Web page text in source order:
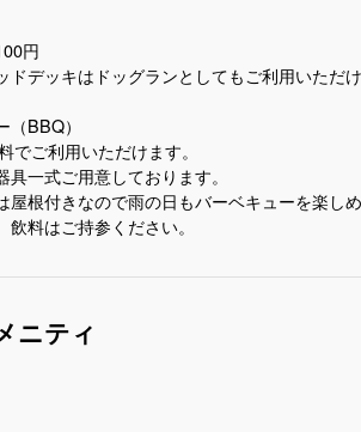
円
ドデッキはドッグランとしてもご利用いただ
BBQ）
でご利用いただけます。
一式ご用意しております。
屋根付きなので雨の日もバーベキューを楽しめ
料はご持参ください。
ニティ